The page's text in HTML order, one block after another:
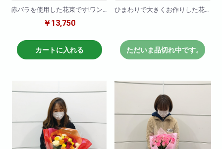
赤バラを使用した花束です!ワン
サイドタイプで大きくお作りさ
せて頂きます。
その他、黄色・ピンク・白・オ
レンジなどでも作成可能です。
※お花の仕入れの関係上入荷出来
ない場合いますので
ご了承下さいませ。
￥13,750
カートに入れる
ひまわりで大きくお作りした花
ただいま品切れ中です。